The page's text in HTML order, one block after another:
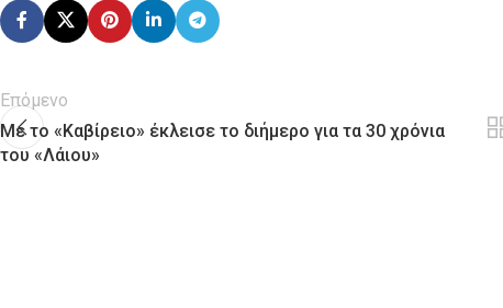
Επόμενο
Με το «Καβίρειο» έκλεισε το διήμερο για τα 30 χρόνια
του «Λάιου»